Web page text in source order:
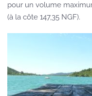
pour un volume
(à la côte 147,35 NGF).